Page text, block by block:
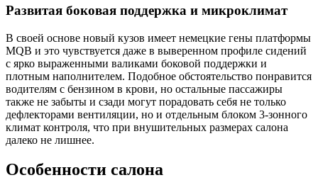
Развитая боковая поддержка и микроклимат
В своей основе новый кузов имеет немецкие гены платформы
MQB и это чувствуется даже в выверенном профиле сидений
с ярко выраженными валиками боковой поддержки и
плотным наполнителем. Подобное обстоятельство понравится
водителям с бензином в крови, но остальные пассажиры
также не забыты и сзади могут порадовать себя не только
дефлекторами вентиляции, но и отдельным блоком 3-зонного
климат контроля, что при внушительных размерах салона
далеко не лишнее.
Особенности салона